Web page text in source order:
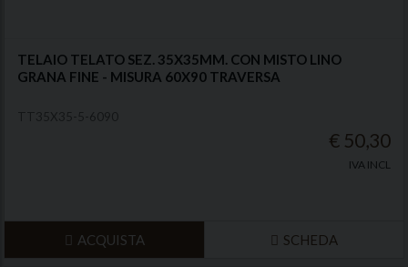
TELAIO TELATO SEZ. 35X35MM. CON MISTO LINO
GRANA FINE - MISURA 60X90 TRAVERSA
€ 50,30
IVA INCL
ACQUISTA SCHEDA